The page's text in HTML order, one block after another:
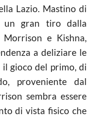
Lazio. Mastino di
un gran tiro dalla
e Kishna,
a deliziare le
gioco del primo, di
proveniente dal
sembra essere
di vista fisico che